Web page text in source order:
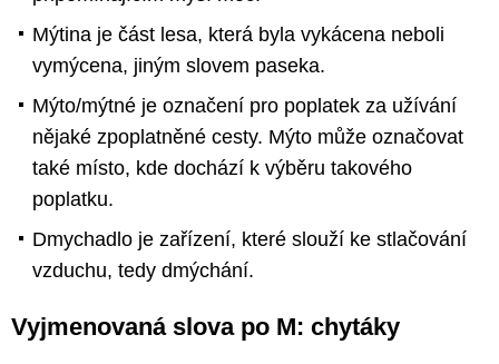
Mýtina je část lesa, která byla vykácena neboli
vymýcena, jiným slovem paseka.
Mýto/mýtné je označení pro poplatek za užívání
nějaké zpoplatněné cesty. Mýto může označovat
také místo, kde dochází k výběru takového
poplatku.
Dmychadlo je zařízení, které slouží ke stlačování
vzduchu, tedy dmýchání.
Vyjmenovaná slova po M: chytáky